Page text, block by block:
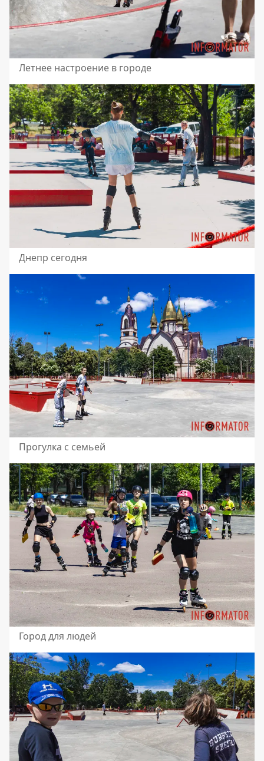
Летнее настроение в городе
Днепр сегодня
Прогулка с семьей
Город для людей